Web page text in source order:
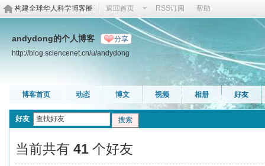
构建全球华人科学博客圈 返回首页 RSS订阅 帮助
andydong的个人博客 分享
http://blog.sciencenet.cn/u/andydong
博客首页 动态 博文 视频 相册 好友
好友 搜索
当前共有 41 个好友